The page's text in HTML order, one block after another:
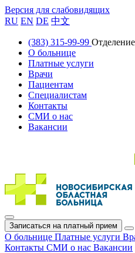
Версия для слабовидящих
RU EN DE 中文
(383) 315-99-99
О больнице
Платные услуги
Врачи
Пациентам
Специалистам
Контакты
СМИ о нас
Вакансии
Записаться на платный прием
О больнице Платные услуги
Контакты СМИ о нас Вакансии